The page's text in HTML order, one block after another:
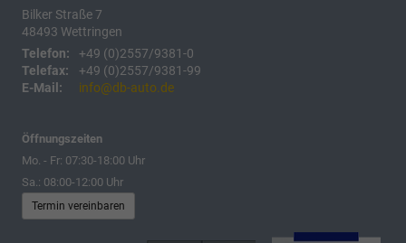
Bilker Straße 7
48493 Wettringen
Telefon:
+49 (0)2557/9381-0
Telefax:
+49 (0)2557/9381-99
E-Mail:
info@db-auto.de
Öffnungszeiten
Mo. - Fr: 07:30-18:00 Uhr
Sa.: 08:00-12:00 Uhr
Termin vereinbaren